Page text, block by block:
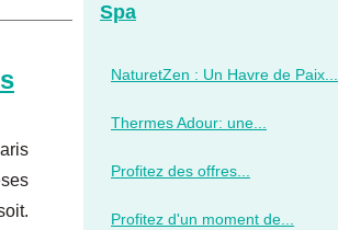
Spa
NaturetZen : Un Havre de Paix...
Thermes Adour: une...
Profitez des offres...
Profitez d'un moment de...